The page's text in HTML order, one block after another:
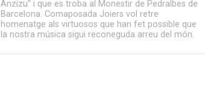
Anzizu" i que es troba al Monestir de Pedralbes de
Barcelona. Comaposada Joiers vol retre
homenatge als virtuosos que han fet possible que
la nostra música sigui reconeguda arreu del món.